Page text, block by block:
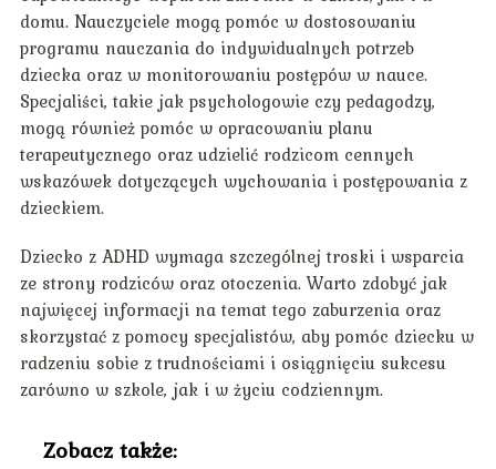
domu. Nauczyciele mogą pomóc w dostosowaniu
programu nauczania do indywidualnych potrzeb
dziecka oraz w monitorowaniu postępów w nauce.
Specjaliści, takie jak psychologowie czy pedagodzy,
mogą również pomóc w opracowaniu planu
terapeutycznego oraz udzielić rodzicom cennych
wskazówek dotyczących wychowania i postępowania z
dzieckiem.
Dziecko z ADHD wymaga szczególnej troski i wsparcia
ze strony rodziców oraz otoczenia. Warto zdobyć jak
najwięcej informacji na temat tego zaburzenia oraz
skorzystać z pomocy specjalistów, aby pomóc dziecku w
radzeniu sobie z trudnościami i osiągnięciu sukcesu
zarówno w szkole, jak i w życiu codziennym.
Zobacz także: